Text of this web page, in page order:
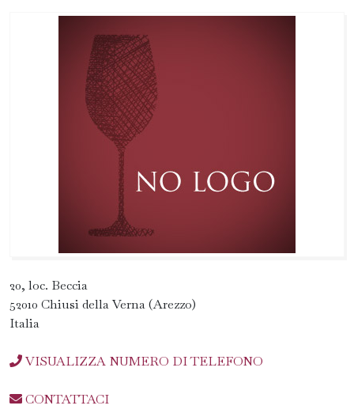
20, loc. Beccia
52010 Chiusi della Verna (Arezzo)
Italia
VISUALIZZA NUMERO DI TELEFONO
CONTATTACI